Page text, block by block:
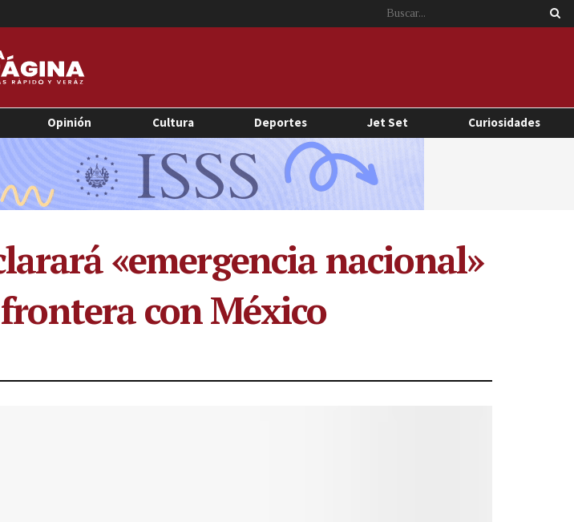
Opinión Cultura Deportes Jet Set Curiosidades
«emergencia nacional»
con México